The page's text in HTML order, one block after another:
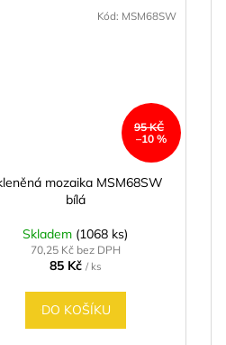
95 KČ
–10 %
mozaika MSM68SW
bílá
Skladem (1068 ks)
70,25 Kč bez DPH
85 Kč / ks
DO KOŠÍKU
Kód: MSM68SW